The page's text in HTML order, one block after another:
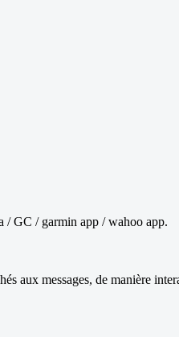
/ GC / garmin app / wahoo app.
aux messages, de manière